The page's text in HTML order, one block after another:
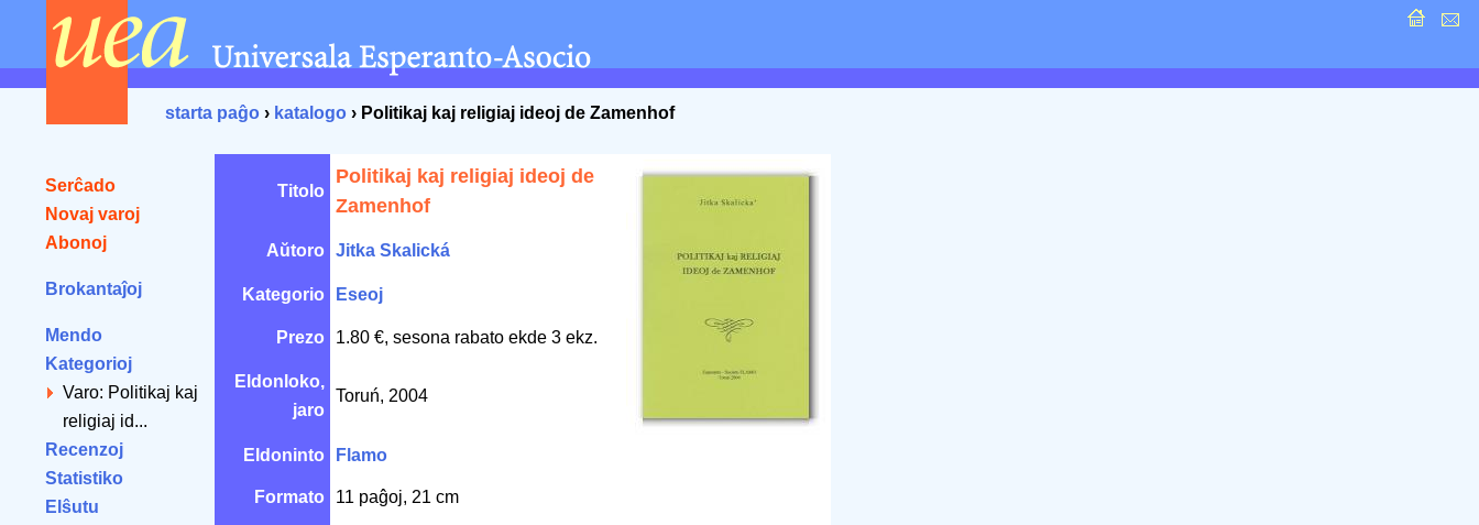
starta paĝo › katalogo › Politikaj kaj religiaj ideoj de Zamenhof
Serĉado
Novaj varoj
Abonoj
Brokantaĵoj
Mendo
Kategorioj
Varo: Politikaj kaj
religiaj id...
Recenzoj
Statistiko
Elŝutu
Titolo
Politikaj kaj religiaj ideoj de
Zamenhof
Aŭtoro Jitka Skalická
Kategorio Eseoj
Prezo 1.80 €, sesona rabato ekde 3 ekz.
Eldonloko,
jaro
Toruń, 2004
Eldoninto Flamo
Formato 11 paĝoj, 21 cm